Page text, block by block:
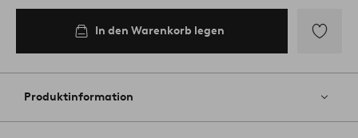
In den Warenkorb legen
Favoriten
Produktinformation